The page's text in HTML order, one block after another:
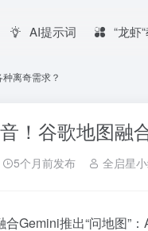
AI提示词 “龙虾
离奇需求？
！谷歌地图融
5个月前发布 全启星
合Gemini推出“问地图”